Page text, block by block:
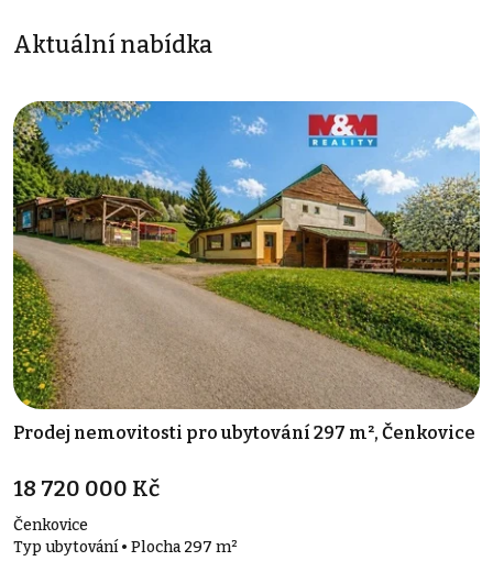
Aktuální nabídka
Prodej nemovitosti pro ubytování 297 m², Čenkovice
18 720 000 Kč
Čenkovice
Typ ubytování • Plocha 297 m²